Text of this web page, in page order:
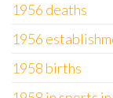
1956 deaths
1956
1958 births